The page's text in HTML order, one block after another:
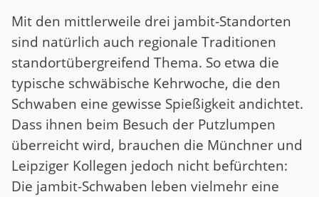
Mit den mittlerweile drei jambit-Standorten
sind natürlich auch regionale Traditionen
standortübergreifend Thema. So etwa die
typische schwäbische Kehrwoche, die den
Schwaben eine gewisse Spießigkeit andichtet.
Dass ihnen beim Besuch der Putzlumpen
überreicht wird, brauchen die Münchner und
Leipziger Kollegen jedoch nicht befürchten:
Die jambit-Schwaben leben vielmehr eine